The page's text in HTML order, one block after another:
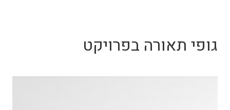
גופי תאורה בפרויקט